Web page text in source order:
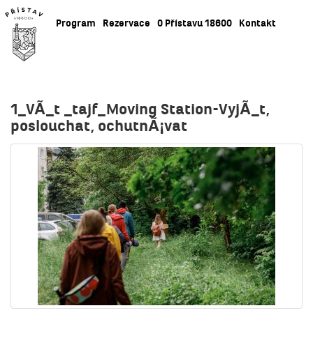
Program Rezervace O Přístavu 18600 Kontakt
1_VÃ_t _tajf_Moving Station-VyjÃ_t,
poslouchat, ochutnÃ¡vat